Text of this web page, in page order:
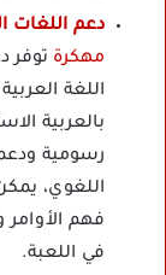
دعم اللغات
مهكرة توفر
اللغة
بالعربية
رسومية
اللغوي،
فهم
في اللعبة.